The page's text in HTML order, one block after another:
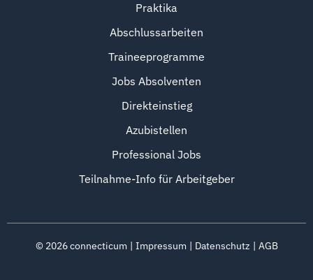
Praktika
Abschlussarbeiten
Traineeprogramme
Jobs Absolventen
Direkteinstieg
Azubistellen
Professional Jobs
Teilnahme-Info für Arbeitgeber
© 2026connecticum Impressum Datenschutz AGB